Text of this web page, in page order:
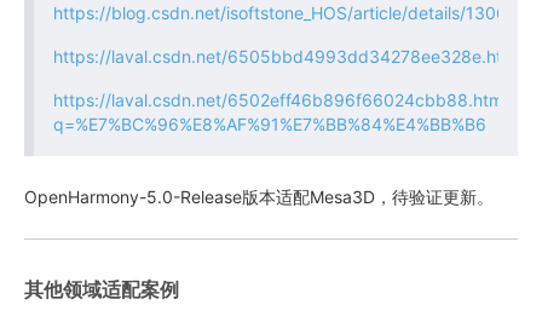
https://blog.csdn.net/isoftstone_HOS/article/details/
https://laval.csdn.net/6505bbd4993dd34278ee328e.html
https://laval.csdn.net/6502eff46b896f66024cbb88.html?
q=%E7%BC%96%E8%AF%91%E7%BB%84%E4%BB%B6
OpenHarmony-5.0-Release版本适配Mesa3D，待验证更新。
其他领域适配案例